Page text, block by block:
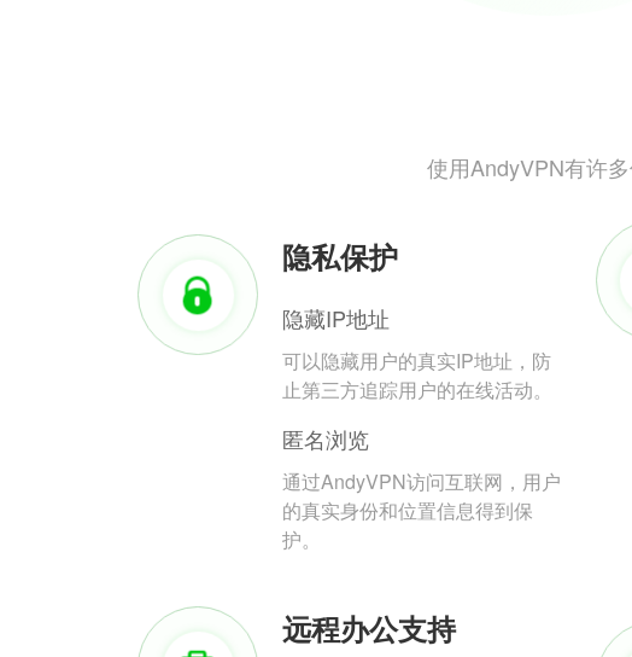
使用AndyVPN有许
隐私保护
隐藏IP地址
可以隐藏用户的真实IP地址，防
止第三方追踪用户的在线活动。
匿名浏览
通过AndyVPN访问互联网，用户
的真实身份和位置信息得到保
护。
远程办公支持